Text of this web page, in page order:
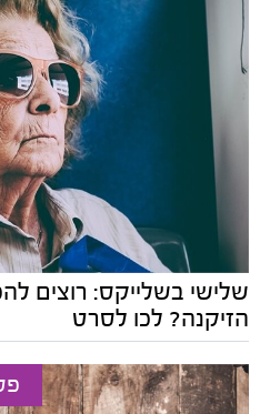
שלישי בשלייקס: רוצים
הזיקנה? לכו לסרט